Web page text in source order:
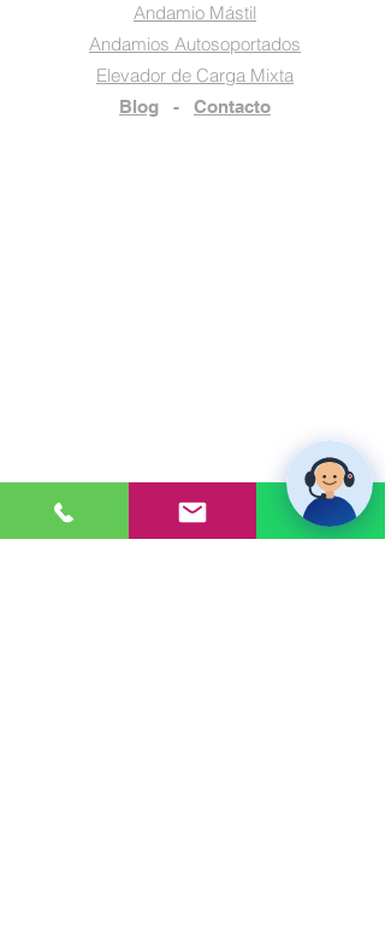
Andamio Mástil
Andamios Autosoportados
Elevador de Carga Mixta
Blog - Contacto